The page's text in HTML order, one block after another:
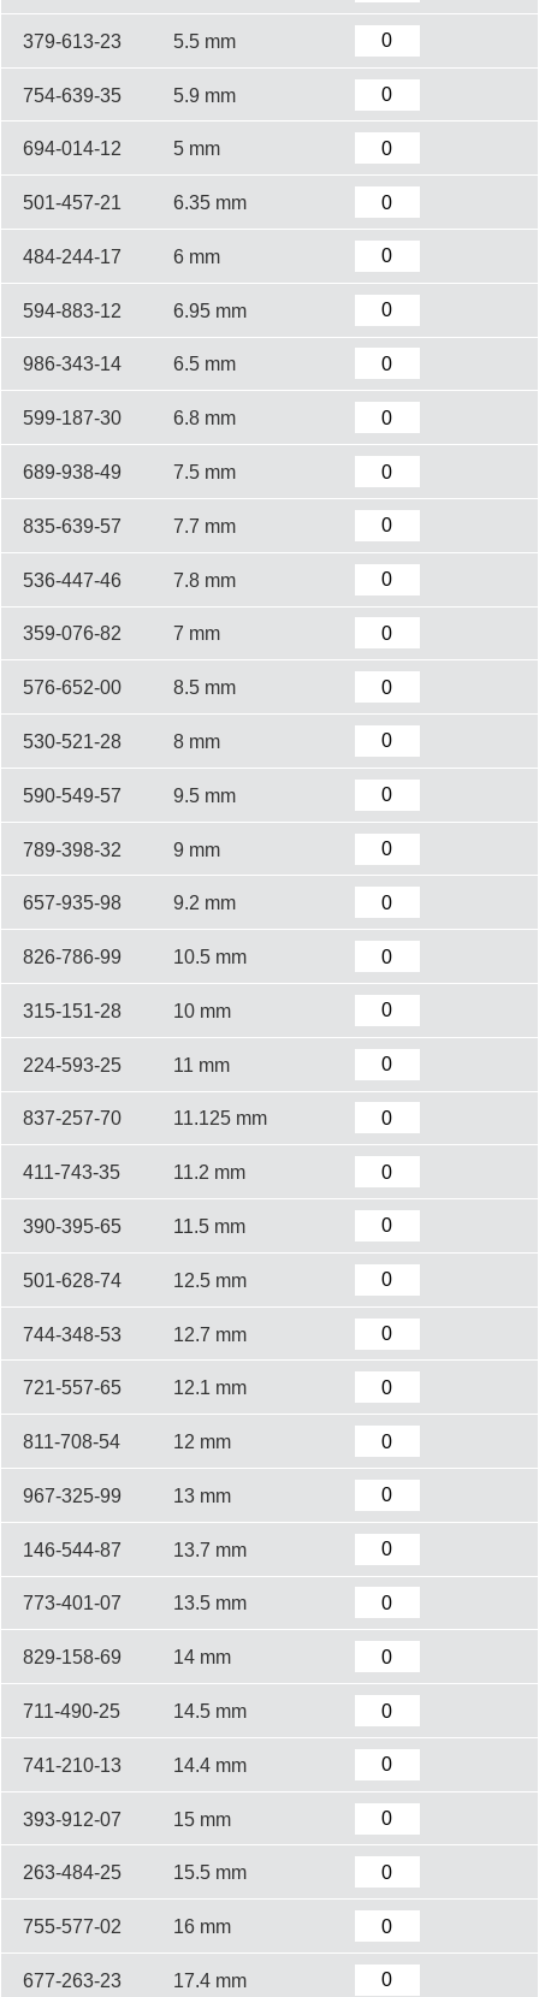
379-613-23 5.5 mm
754-639-35 5.9 mm
694-014-12 5 mm
501-457-21 6.35 mm
484-244-17 6 mm
594-883-12 6.95 mm
986-343-14 6.5 mm
599-187-30 6.8 mm
689-938-49 7.5 mm
835-639-57 7.7 mm
536-447-46 7.8 mm
359-076-82 7 mm
576-652-00 8.5 mm
530-521-28 8 mm
590-549-57 9.5 mm
789-398-32 9 mm
657-935-98 9.2 mm
826-786-99 10.5 mm
315-151-28 10 mm
224-593-25 11 mm
837-257-70 11.125 mm
411-743-35 11.2 mm
390-395-65 11.5 mm
501-628-74 12.5 mm
744-348-53 12.7 mm
721-557-65 12.1 mm
811-708-54 12 mm
967-325-99 13 mm
146-544-87 13.7 mm
773-401-07 13.5 mm
829-158-69 14 mm
711-490-25 14.5 mm
741-210-13 14.4 mm
393-912-07 15 mm
263-484-25 15.5 mm
755-577-02 16 mm
677-263-23 17.4 mm